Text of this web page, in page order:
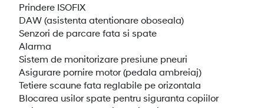
Prindere ISOFIX
DAW (asistenta atentionare oboseala)
Senzori de parcare fata si spate
Alarma
Sistem de monitorizare presiune pneuri
Asigurare pornire motor (pedala ambreiaj)
Tetiere scaune fata reglabile pe orizontala
Blocarea usilor spate pentru siguranta copiilor